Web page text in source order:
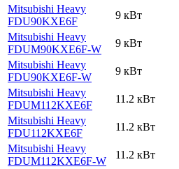
Mitsubishi Heavy
FDU90KXE6F
9 кВт
Mitsubishi Heavy
FDUM90KXE6F-W
9 кВт
Mitsubishi Heavy
FDU90KXE6F-W
9 кВт
Mitsubishi Heavy
FDUM112KXE6F
11.2 кВт
Mitsubishi Heavy
FDU112KXE6F
11.2 кВт
Mitsubishi Heavy
FDUM112KXE6F-W
11.2 кВт